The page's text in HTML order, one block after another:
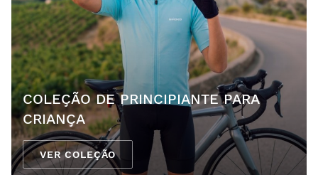
COLEÇÃO DE PRINCIPIANTE PARA
CRIANÇA
VER COLEÇÃO